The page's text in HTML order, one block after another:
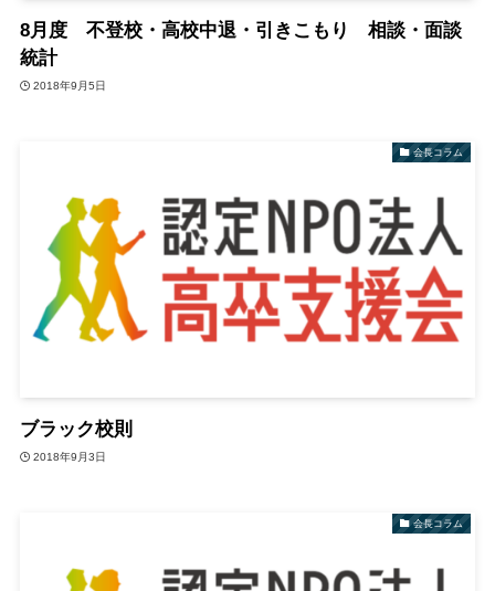
8月度 不登校・高校中退・引きこもり 相談・面談
統計
2018年9月5日
会長コラム
ブラック校則
2018年9月3日
会長コラム